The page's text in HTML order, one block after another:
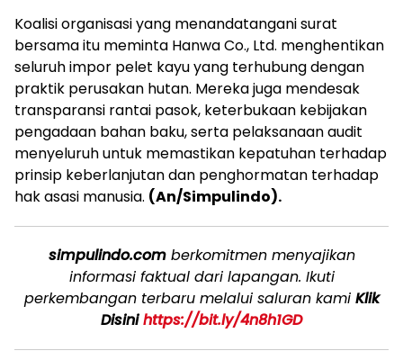
Koalisi organisasi yang menandatangani surat
bersama itu meminta Hanwa Co., Ltd. menghentikan
seluruh impor pelet kayu yang terhubung dengan
praktik perusakan hutan. Mereka juga mendesak
transparansi rantai pasok, keterbukaan kebijakan
pengadaan bahan baku, serta pelaksanaan audit
menyeluruh untuk memastikan kepatuhan terhadap
prinsip keberlanjutan dan penghormatan terhadap
hak asasi manusia. (An/Simpulindo).
simpulindo.comberkomitmen menyajikan
informasi faktual dari lapangan. Ikuti
perkembangan terbaru melalui saluran kami Klik
Disinihttps://bit.ly/4n8h1GD